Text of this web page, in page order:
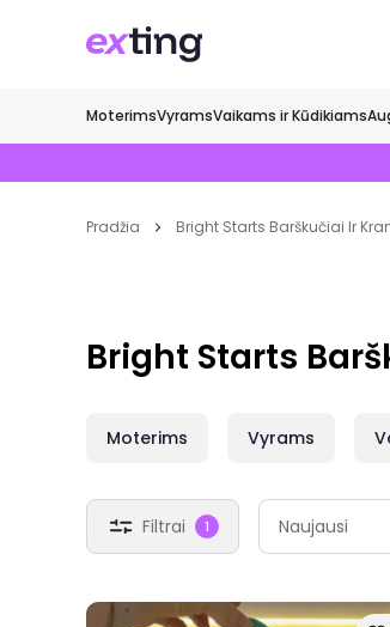
MoterimsVyramsVaikams ir Kūdikiams
Pradžia Bright Starts Barškučiai Ir
Bright Starts
Moterims Vyrams
Filtrai 1